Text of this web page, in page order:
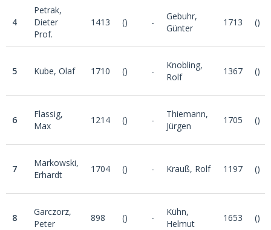
4
Petrak,
Dieter
Prof.
1413 () -
Gebuhr,
Günter
1713 ()
5 Kube, Olaf 1710 () -
Knobling,
Rolf
1367 ()
6
Flassig,
Max
1214 () -
Thiemann,
Jürgen
1705 ()
7
Markowski,
Erhardt
1704 () - Krauß, Rolf 1197 ()
8
Garczorz,
Peter
898 () -
Kühn,
Helmut
1653 ()